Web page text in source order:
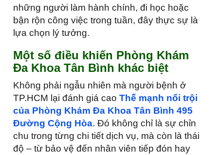
những người làm hành chính, đi học hoặc
bận rộn công việc trong tuần, đây thực sự là
lựa chọn lý tưởng.
Một số điều khiến Phòng Khám
Đa Khoa Tân Bình khác biệt
Không phải ngẫu nhiên mà người bệnh ở
TP.HCM lại đánh giá cao Thế mạnh nổi trội
của Phòng Khám Đa Khoa Tân Bình 495
Đường Cộng Hòa. Đó không chỉ là sự chỉn
chu trong từng chi tiết dịch vụ, mà còn là thái
độ – từ bảo vệ đến nhân viên tiếp đón hay